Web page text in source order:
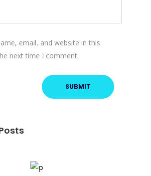
email, and website in this
next time I comment.